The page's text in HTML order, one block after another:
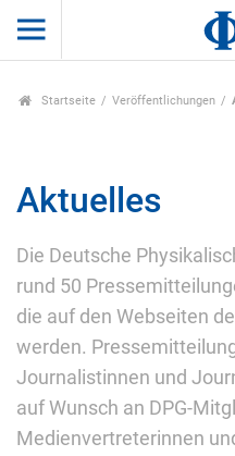
Startseite Veröffentlichungen
Aktuelles
Die Deutsche
rund 50
die auf den Webseiten
werden.
Journalistinnen und
auf Wunsch an DPG-
Medienvertreterinnen